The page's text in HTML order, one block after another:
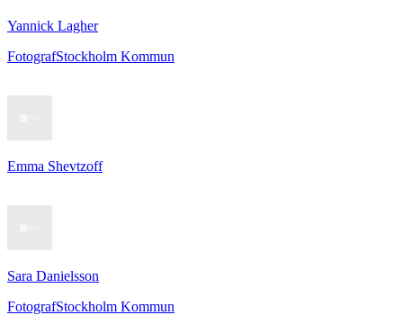
Yannick Lagher
FotografStockholm Kommun
Emma Shevtzoff
Sara Danielsson
FotografStockholm Kommun